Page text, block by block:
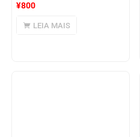
¥800
LEIA MAIS